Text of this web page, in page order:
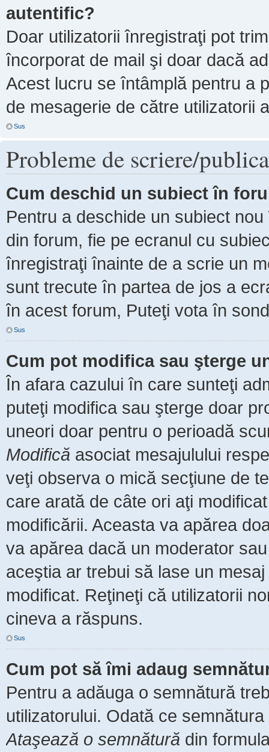
autentific?
Doar utilizatorii înregistraţi pot
încorporat de mail şi doar dacă
Acest lucru se întâmplă pentru a
de mesagerie de către utilizatorii
Sus
Probleme de scriere/
Cum deschid un subiect în
Pentru a deschide un subiect
din forum, fie pe ecranul cu
înregistraţi înainte de a scrie un
sunt trecute în partea de jos a
în acest forum, Puteţi vota în
Sus
Cum pot modifica sau şterge
În afara cazului în care sunteţi
puteţi modifica sau şterge doar
uneori doar pentru o perioadă
Modifică asociat mesajulului
veţi observa o mică secţiune de
care arată de câte ori aţi
modificării. Aceasta va apărea
va apărea dacă un moderator
aceştia ar trebui să lase un
modificat. Reţineţi că utilizatorii
cineva a răspuns.
Sus
Cum pot să îmi adaug
Pentru a adăuga o semnătură
utilizatorului. Odată ce
Ataşează o semnătură din